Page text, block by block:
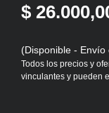
$
(Disponible - Envío
Todos los precios y
vinculantes y pueden